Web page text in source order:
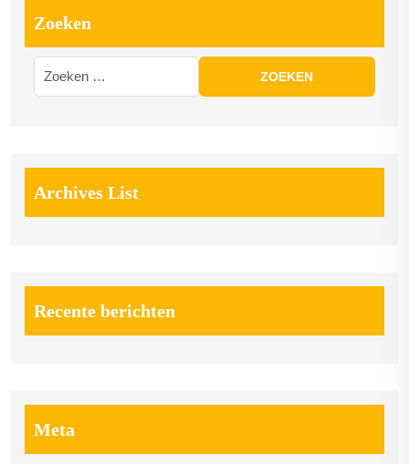
Zoeken
Archives List
Recente berichten
Meta